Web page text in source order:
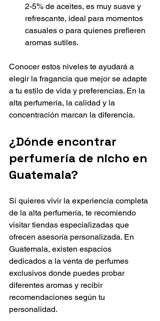
2-5% de aceites, es muy suave y
refrescante, ideal para momentos
casuales o para quienes prefieren
aromas sutiles.
Conocer estos niveles te ayudará a
elegir la fragancia que mejor se adapte
a tu estilo de vida y preferencias. En la
alta perfumería, la calidad y la
concentración marcan la diferencia.
¿Dónde encontrar
perfumería de nicho en
Guatemala?
Si quieres vivir la experiencia completa
de la alta perfumería, te recomiendo
visitar tiendas especializadas que
ofrecen asesoría personalizada. En
Guatemala, existen espacios
dedicados a la venta de perfumes
exclusivos donde puedes probar
diferentes aromas y recibir
recomendaciones según tu
personalidad.